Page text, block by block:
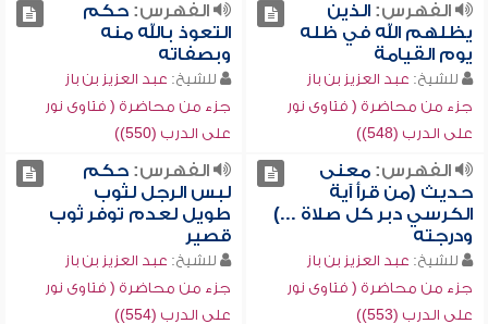
الفهرس:الذين
يظلهم الله في ظله
يوم القيامة
للشيخ: عبد العزيز بن باز
جزء من محاضرة ( فتاوى نور
على الدرب (548))
الفهرس:حكم
التعوذ بالله منه
وبصفاته
للشيخ: عبد العزيز بن باز
جزء من محاضرة ( فتاوى نور
على الدرب (550))
الفهرس:معنى
حديث (من قرأ آية
الكرسي دبر كل صلاة ...)
ودرجته
للشيخ: عبد العزيز بن باز
جزء من محاضرة ( فتاوى نور
على الدرب (553))
الفهرس:حكم
لبس الرجل لثوب
طويل لعدم توفر ثوب
قصير
للشيخ: عبد العزيز بن باز
جزء من محاضرة ( فتاوى نور
على الدرب (554))